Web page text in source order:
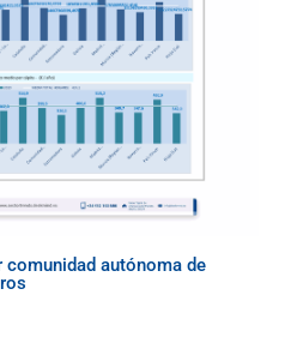
autónoma de